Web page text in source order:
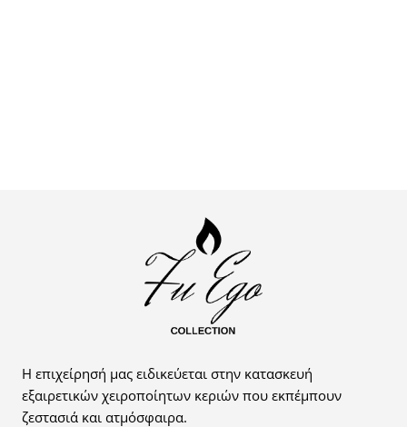
Η επιχείρησή μας ειδικεύεται στην κατασκευή
εξαιρετικών χειροποίητων κεριών που εκπέμπουν
ζεστασιά και ατμόσφαιρα.